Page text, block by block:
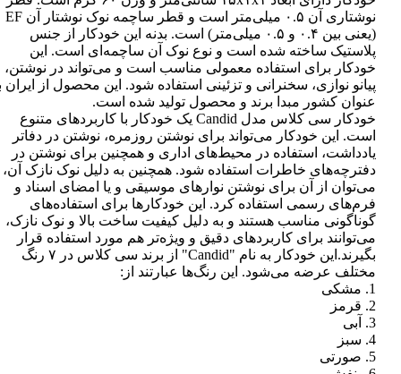
نوشتاری آن ۰.۵ میلی‌متر است و قطر ساچمه نوک نوشتار آن EF
(یعنی بین ۰.۴ و ۰.۵ میلی‌متر) است. بدنه این خودکار از جنس
پلاستیک ساخته شده است و نوع نوک آن ساچمه‌ای است. این
خودکار برای استفاده معمولی مناسب است و می‌تواند در نوشتن،
پیانو نوازی، سخنرانی و تزئینی استفاده شود. این محصول از ایران
عنوان کشور مبدا برند و محصول تولید شده است.
خودکار سی کلاس مدل Candid یک خودکار با کاربردهای متنوع
است. این خودکار می‌تواند برای نوشتن روزمره، نوشتن در دفاتر
یادداشت، استفاده در محیط‌های اداری و همچنین برای نوشتن در
دفترچه‌های خاطرات استفاده شود. همچنین به دلیل نوک نازک آن،
می‌توان از آن برای نوشتن نوارهای موسیقی و یا امضای اسناد و
فرم‌های رسمی استفاده کرد. این خودکارها برای استفاده‌های
گوناگونی مناسب هستند و به دلیل کیفیت ساخت بالا و نوک نازک،
می‌توانند برای کاربردهای دقیق و ویژه‌تر هم مورد استفاده قرار
بگیرند.این خودکار به نام "Candid" از برند سی کلاس در ۷ رنگ
مختلف عرضه می‌شود. این رنگ‌ها عبارتند از:
1. مشکی
2. قرمز
3. آبی
4. سبز
5. صورتی